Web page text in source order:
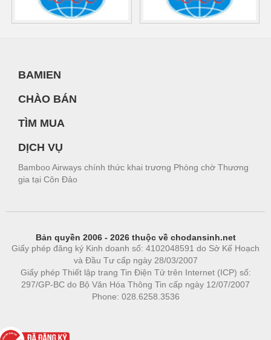
BAMIEN
CHÀO BÁN
TÌM MUA
DỊCH VỤ
Bamboo Airways chính thức khai trương Phòng chờ Thương
gia tại Côn Đảo
Bản quyền 2006 - 2026 thuộc về chodansinh.net
Giấy phép đăng ký Kinh doanh số: 4102048591 do Sở Kế Hoạch
và Đầu Tư cấp ngày 28/03/2007
Giấy phép Thiết lập trang Tin Điện Tử trên Internet (ICP) số:
297/GP-BC do Bộ Văn Hóa Thông Tin cấp ngày 12/07/2007
Phone: 028.6258.3536